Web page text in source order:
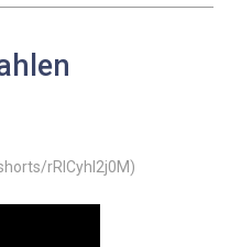
rRICyhl2j0M)